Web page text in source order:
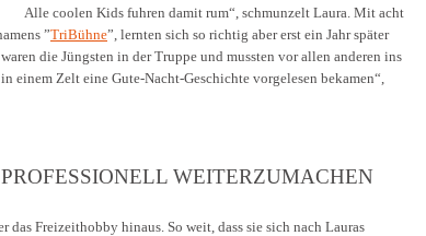
Alle coolen Kids fuhren damit rum“, schmunzelt Laura. Mit acht
”TriBühne” , lernten sich so richtig aber erst ein Jahr später
die Jüngsten in der Truppe und mussten vor allen anderen ins
einem Zelt eine Gute-Nacht-Geschichte vorgelesen bekamen“,
WEITERZUMACHEN
das Freizeithobby hinaus. So weit, dass sie sich nach Lauras